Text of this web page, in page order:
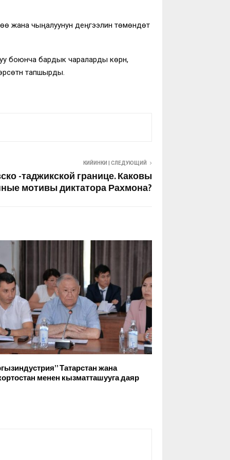
жана чыңалуунун деңгээлин төмөндөтүү
бардык чараларды көрүүнү,
тапшырды.
КИЙИНКИ | СЛЕДУЮЩИЙ
-таджикской границе. Каковы
мотивы диктатора Рахмона?
Татарстан жана
менен кызматташууга даяр